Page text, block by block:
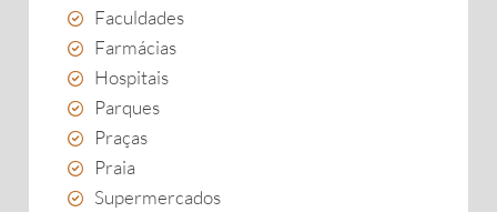
Faculdades
Farmácias
Hospitais
Parques
Praças
Praia
Supermercados